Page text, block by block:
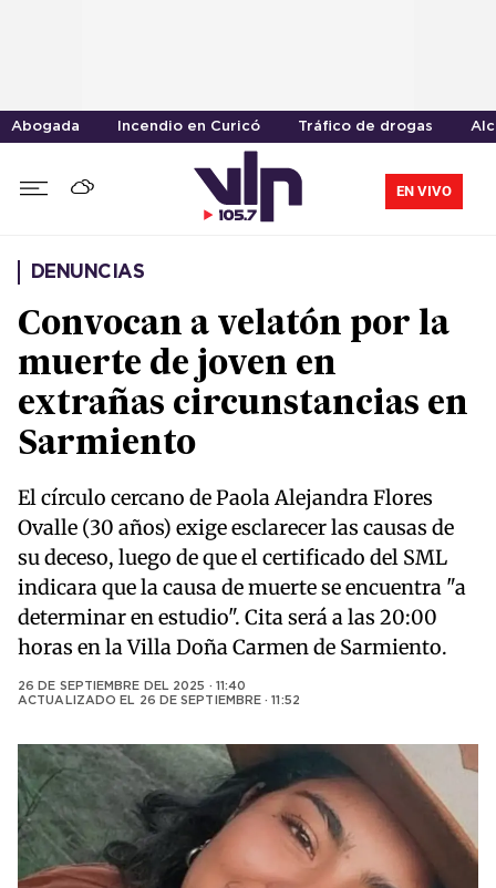
Abogada Incendio en Curicó Tráfico de drogas
EN VIVO
DENUNCIAS
Convocan a velatón por la
muerte de joven en
extrañas circunstancias en
Sarmiento
El círculo cercano de Paola Alejandra Flores
Ovalle (30 años) exige esclarecer las causas de
su deceso, luego de que el certificado del SML
indicara que la causa de muerte se encuentra "a
determinar en estudio". Cita será a las 20:00
horas en la Villa Doña Carmen de Sarmiento.
26 DE SEPTIEMBRE DEL 2025 · 11:40
ACTUALIZADO EL 26 DE SEPTIEMBRE · 11:52